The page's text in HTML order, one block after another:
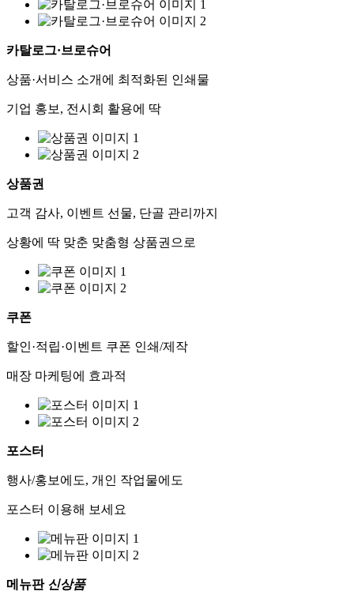
카탈로그·브로슈어
상품·서비스 소개에 최적화된 인쇄물
기업 홍보, 전시회 활용에 딱
상품권
고객 감사, 이벤트 선물, 단골 관리까지
상황에 딱 맞춘 맞춤형 상품권으로
쿠폰
할인·적립·이벤트 쿠폰 인쇄/제작
매장 마케팅에 효과적
포스터
행사/홍보에도, 개인 작업물에도
포스터 이용해 보세요
메뉴판 신상품